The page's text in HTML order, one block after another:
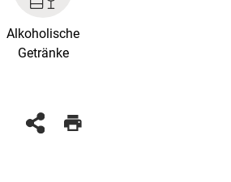
Alkoholische
Getränke